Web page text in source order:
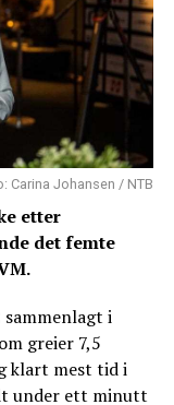
Carina Johansen / NTB
etter
det femte
i
greier 7,5
klart mest tid i
under ett minutt